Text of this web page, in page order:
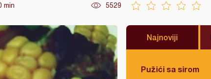
min 5529
Najnoviji
Pužići sa sirom